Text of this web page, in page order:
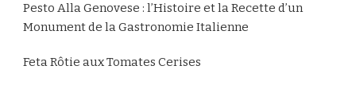
Pesto Alla Genovese : l’Histoire et la Recette d’un
Monument de la Gastronomie Italienne
Feta Rôtie aux Tomates Cerises